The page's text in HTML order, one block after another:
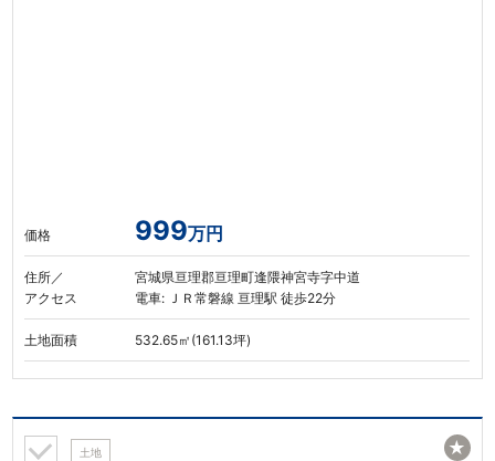
価格 999万円
住所／
アクセス
宮城県亘理郡亘理町逢隈神宮寺字中道
電車: ＪＲ常磐線 亘理駅 徒歩22分
土地面積 532.65㎡(161.13坪)
土地 ★